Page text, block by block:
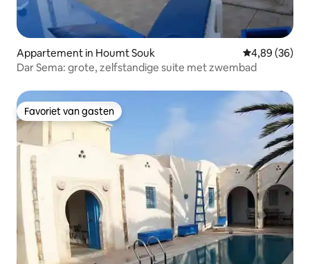
Appartement in Houmt Souk Gemiddelde
4,89 (36)
Dar Sema: grote, zelfstandige suite met zwembad
Favoriet van gasten
Favoriet van gasten